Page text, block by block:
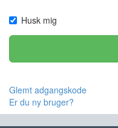
Husk mig
Glemt adgangskode
Er du ny bruger?